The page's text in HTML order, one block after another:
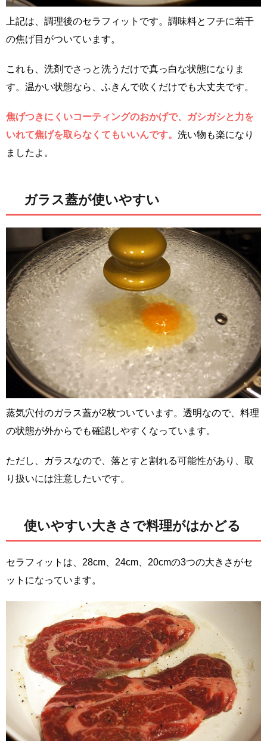
上記は、調理後のセラフィットです。調味料とフチに若干
の焦げ目がついています。
これも、洗剤でさっと洗うだけで真っ白な状態になりま
す。温かい状態なら、ふきんで吹くだけでも大丈夫です。
焦げつきにくいコーティングのおかげで、ガシガシと力を
いれて焦げを取らなくてもいいんです。 洗い物も楽になり
ましたよ。
ガラス蓋が使いやすい
蒸気穴付のガラス蓋が2枚ついています。透明なので、料理
の状態が外からでも確認しやすくなっています。
ただし、ガラスなので、落とすと割れる可能性があり、取
り扱いには注意したいです。
使いやすい大きさで料理がはかどる
セラフィットは、28cm、24cm、20cmの3つの大きさがセ
ットになっています。